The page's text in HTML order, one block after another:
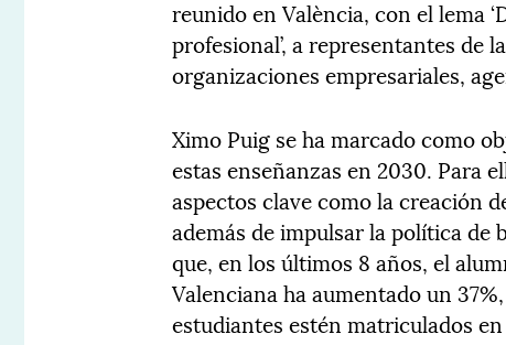
reunido en València, con el lema
profesional’, a representantes de
organizaciones empresariales,
Ximo Puig se ha marcado como
estas enseñanzas en 2030. Para
aspectos clave como la creación
además de impulsar la política de
que, en los últimos 8 años, el
Valenciana ha aumentado un
estudiantes estén matriculados